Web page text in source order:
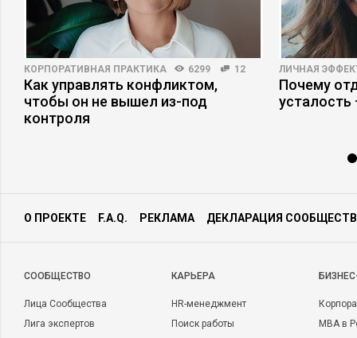
КОРПОРАТИВНАЯ ПРАКТИКА 6299 12
Как управлять конфликтом,
чтобы он не вышел из-под
контроля
ЛИЧНАЯ
Почему
О ПРОЕКТЕ F.A.Q. РЕКЛАМА ДЕКЛАРАЦИЯ
CООБЩЕСТВО
Лица Сообщества
Лига экспертов
КАРЬЕРА
HR-менеджмент
Поиск работы
MBA в